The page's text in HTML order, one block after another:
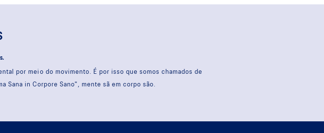
por meio do movimento. É por isso que somos chamados de
Sana in Corpore Sano", mente sã em corpo são.